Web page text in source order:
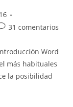
31 comentarios
Word
más habituales
la posibilidad